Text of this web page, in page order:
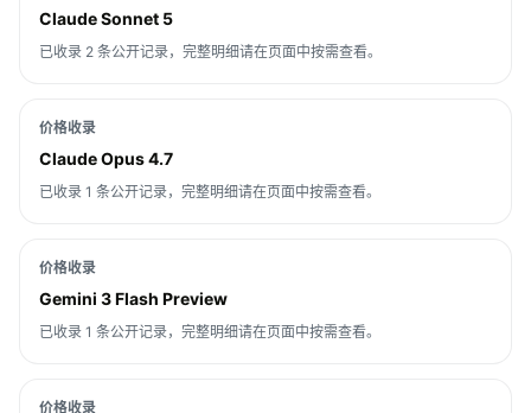
Claude Sonnet 5
已收录 2 条公开记录，完整明细请在页面中按需查看。
价格收录
Claude Opus 4.7
已收录 1 条公开记录，完整明细请在页面中按需查看。
价格收录
Gemini 3 Flash Preview
已收录 1 条公开记录，完整明细请在页面中按需查看。
价格收录